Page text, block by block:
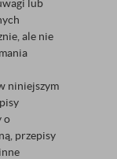
lub
ale nie
niniejszym
o
przepisy